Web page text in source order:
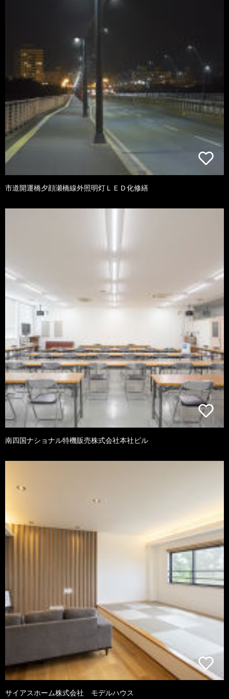
市道開運橋夕顔瀬橋線外照明灯ＬＥＤ化修繕
南四国ナショナル特機販売株式会社本社ビル
サイアスホーム株式会社 モデルハウス